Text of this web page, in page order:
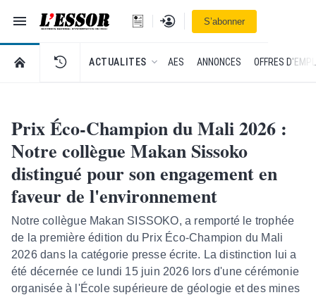
Navigation
L'Essor - retour à la une
Se connecterS’abonner
RETOUR À LA PAGE D’ACCUEIL DE L'ESSOR
ACTUALITES AES ANNONCES OFFRES
Prix Éco-Champion du Mali 2026 :
Notre collègue Makan Sissoko
distingué pour son engagement en
faveur de l'environnement
Notre collègue Makan SISSOKO, a remporté le trophée
de la première édition du Prix Éco-Champion du Mali
2026 dans la catégorie presse écrite. La distinction lui a
été décernée ce lundi 15 juin 2026 lors d'une cérémonie
organisée à l'École supérieure de géologie et des mines